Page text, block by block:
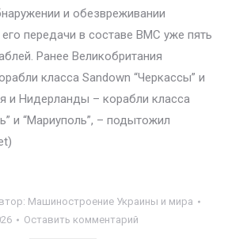
и обезвреживании
передачи в составе ВМС уже пять
Ранее Великобритания
класса Sandown “Черкассы” и
и Нидерланды – корабли класса
и “Мариуполь”, – подытожил
Машиностроение Украины и мира
Оставить комментарий